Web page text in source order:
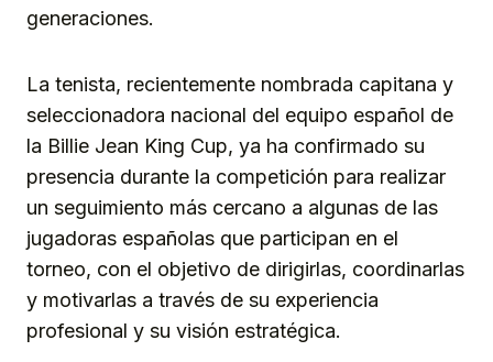
generaciones.
La tenista, recientemente nombrada capitana y
seleccionadora nacional del equipo español de
la Billie Jean King Cup, ya ha confirmado su
presencia durante la competición para realizar
un seguimiento más cercano a algunas de las
jugadoras españolas que participan en el
torneo, con el objetivo de dirigirlas, coordinarlas
y motivarlas a través de su experiencia
profesional y su visión estratégica.